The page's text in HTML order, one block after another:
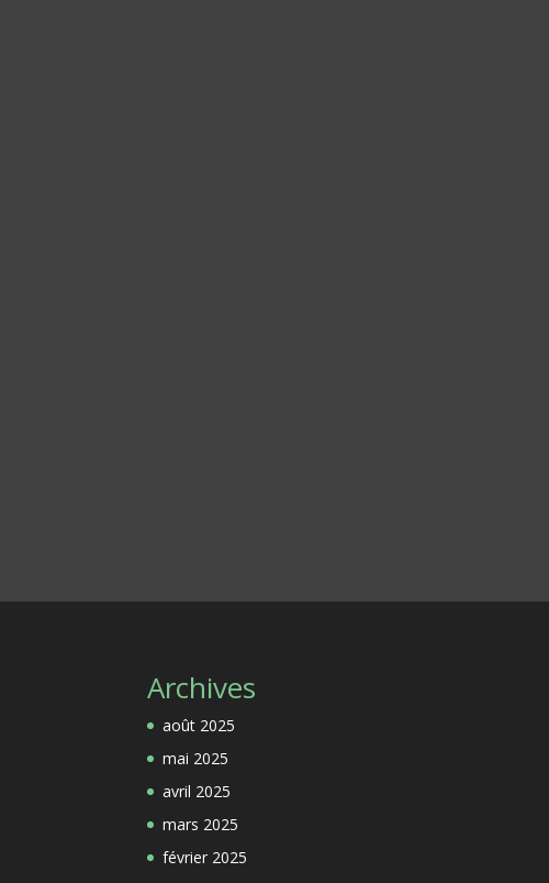
Archives
août 2025
mai 2025
avril 2025
mars 2025
février 2025